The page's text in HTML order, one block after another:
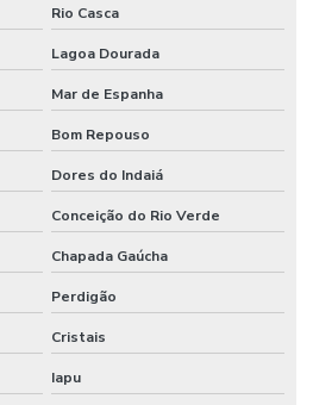
Rio Casca
Lagoa Dourada
Mar de Espanha
Bom Repouso
Dores do Indaiá
Conceição do Rio Verde
Chapada Gaúcha
Perdigão
Cristais
Iapu